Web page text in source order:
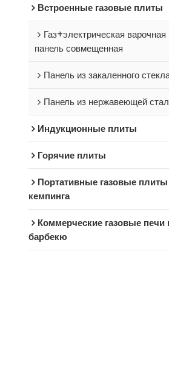
Встроенные газовые плиты
Газ+электрическая варочная
панель совмещенная
Панель из закаленного
Панель из нержавеющей
Индукционные плиты
Горячие плиты
Портативные газовые
кемпинга
Коммерческие газовые печи
барбекю